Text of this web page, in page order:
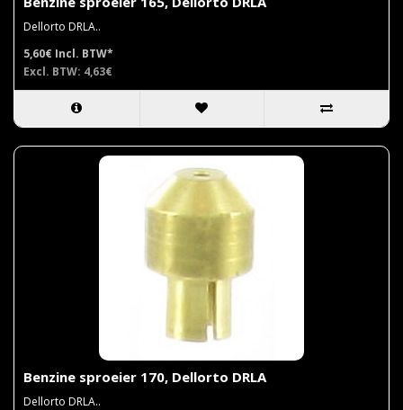
Dellorto DRLA..
5,60€ Incl. BTW*
Excl. BTW: 4,63€
Benzine sproeier 170, Dellorto DRLA
Dellorto DRLA..